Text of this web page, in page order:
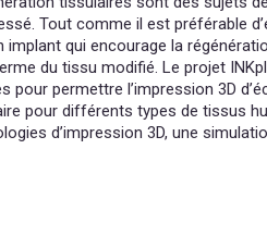
Tout comme il est préférable
implant qui encourage la
du tissu modifié. Le projet
pour permettre l’impression 3D
pour différents types de tissus
d’impression 3D, une